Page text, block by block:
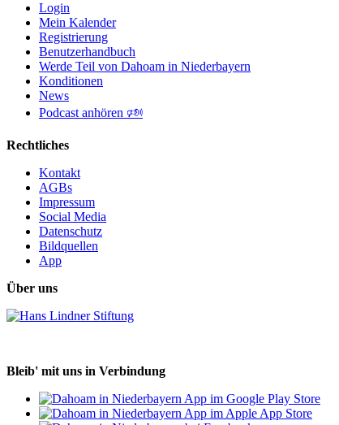
Login
Mein Kalender
Registrierung
Benutzerhandbuch
Werde Teil von Dahoam in Niederbayern
Konditionen
News
Podcast anhören 🕬
Rechtliches
Kontakt
AGBs
Impressum
Social Media
Datenschutz
Bildquellen
App
Über uns
Bleib' mit uns in Verbindung